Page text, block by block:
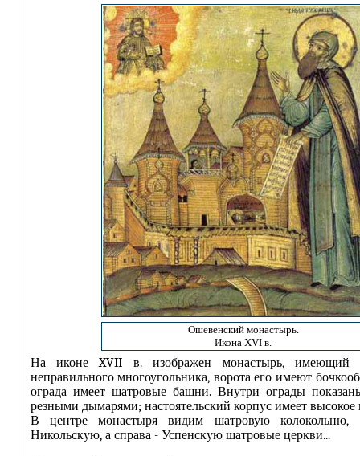
Ошевенский монастырь.
Икона ХVI в.
На иконе XVII в. изображен монастырь,
неправильного многоугольника, ворота его имеют
ограда имеет шатровые башни. Внутри ограды
резными дымарями; настоятельский корпус имеет высокое
В центре монастыря видим шатровую
Никольскую, а справа - Успенскую шатровые церкви...